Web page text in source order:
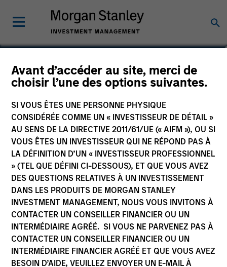
Avant d’accéder au site, merci de
choisir l’une des options suivantes.
SI VOUS ÊTES UNE PERSONNE PHYSIQUE
CONSIDÉRÉE COMME UN « INVESTISSEUR DE DÉTAIL »
AU SENS DE LA DIRECTIVE 2011/61/UE (« AIFM »), OU SI
VOUS ÊTES UN INVESTISSEUR QUI NE RÉPOND PAS À
LA DÉFINITION D’UN « INVESTISSEUR PROFESSIONNEL
» (TEL QUE DÉFINI CI-DESSOUS), ET QUE VOUS AVEZ
DES QUESTIONS RELATIVES À UN INVESTISSEMENT
DANS LES PRODUITS DE MORGAN STANLEY
INVESTMENT MANAGEMENT, NOUS VOUS INVITONS À
CONTACTER UN CONSEILLER FINANCIER OU UN
INTERMÉDIAIRE AGRÉÉ. SI VOUS NE PARVENEZ PAS À
CONTACTER UN CONSEILLER FINANCIER OU UN
INTERMÉDIAIRE FINANCIER AGRÉÉ ET QUE VOUS AVEZ
BESOIN D’AIDE, VEUILLEZ ENVOYER UN E-MAIL À
Mario A. Zillner
Managing Director